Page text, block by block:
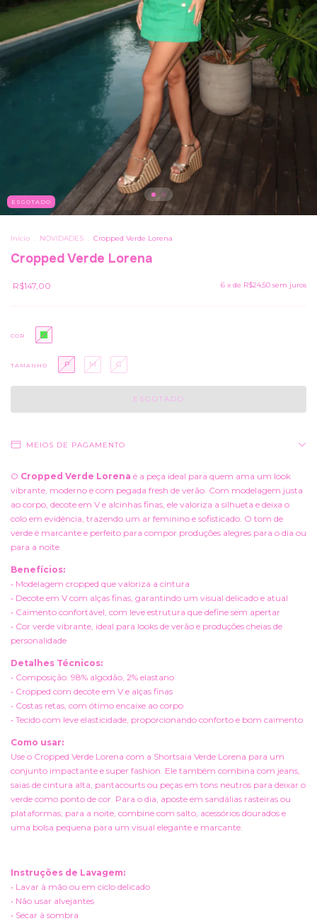
ESGOTADO
Início . NOVIDADES . Cropped Verde Lorena
Cropped Verde Lorena
R$147,00 6 x de R$24,50 sem juros
COR
TAMANHO P M G
MEIOS DE PAGAMENTO
O Cropped Verde Lorena é a peça ideal para quem ama um look
vibrante, moderno e com pegada fresh de verão. Com modelagem justa
ao corpo, decote em V e alcinhas finas, ele valoriza a silhueta e deixa o
colo em evidência, trazendo um ar feminino e sofisticado. O tom de
verde é marcante e perfeito para compor produções alegres para o dia ou
para a noite.
Benefícios:
• Modelagem cropped que valoriza a cintura
• Decote em V com alças finas, garantindo um visual delicado e atual
• Caimento confortável, com leve estrutura que define sem apertar
• Cor verde vibrante, ideal para looks de verão e produções cheias de
personalidade
Detalhes Técnicos:
• Composição: 98% algodão, 2% elastano
• Cropped com decote em V e alças finas
• Costas retas, com ótimo encaixe ao corpo
• Tecido com leve elasticidade, proporcionando conforto e bom caimento
Como usar:
Use o Cropped Verde Lorena com a Shortsaia Verde Lorena para um
conjunto impactante e super fashion. Ele também combina com jeans,
saias de cintura alta, pantacourts ou peças em tons neutros para deixar o
verde como ponto de cor. Para o dia, aposte em sandálias rasteiras ou
plataformas; para a noite, combine com salto, acessórios dourados e
uma bolsa pequena para um visual elegante e marcante.
Instruções de Lavagem:
• Lavar à mão ou em ciclo delicado
• Não usar alvejantes
• Secar à sombra